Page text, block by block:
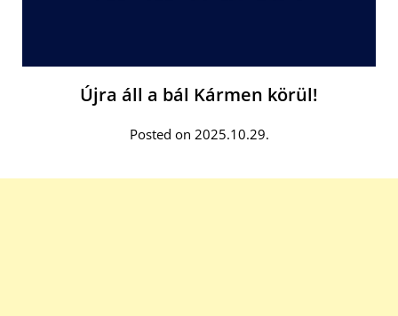
Újra áll a bál Kármen körül!
Posted on 2025.10.29.